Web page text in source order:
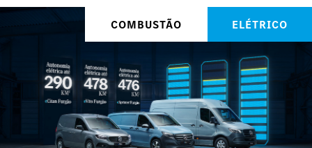
COMBUSTÃO ELÉTRICO